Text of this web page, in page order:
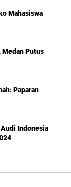
Mahasiswa
Medan Putus
Paparan
Indonesia